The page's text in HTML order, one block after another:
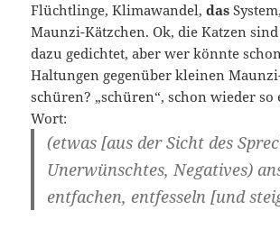
Flüchtlinge, Klimawandel,das
Maunzi-Kätzchen. Ok, die Katzen
dazu gedichtet, aber wer könnte
Haltungen gegenüber kleinen
schüren? „schüren“, schon wieder so
Wort:
(etwas [aus der Sicht des
Unerwünschtes, Negatives)
entfachen, entfesseln [und